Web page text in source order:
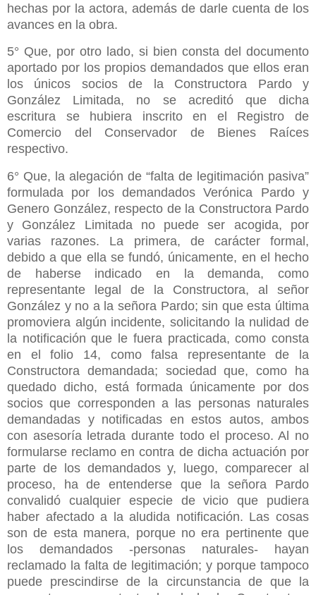
hechas por la actora, además de darle cuenta de los
avances en la obra.
5° Que, por otro lado, si bien consta del documento
aportado por los propios demandados que ellos eran
los únicos socios de la Constructora Pardo y
González Limitada, no se acreditó que dicha
escritura se hubiera inscrito en el Registro de
Comercio del Conservador de Bienes Raíces
respectivo.
6° Que, la alegación de “falta de legitimación pasiva”
formulada por los demandados Verónica Pardo y
Genero González, respecto de la Constructora Pardo
y González Limitada no puede ser acogida, por
varias razones. La primera, de carácter formal,
debido a que ella se fundó, únicamente, en el hecho
de haberse indicado en la demanda, como
representante legal de la Constructora, al señor
González y no a la señora Pardo; sin que esta última
promoviera algún incidente, solicitando la nulidad de
la notificación que le fuera practicada, como consta
en el folio 14, como falsa representante de la
Constructora demandada; sociedad que, como ha
quedado dicho, está formada únicamente por dos
socios que corresponden a las personas naturales
demandadas y notificadas en estos autos, ambos
con asesoría letrada durante todo el proceso. Al no
formularse reclamo en contra de dicha actuación por
parte de los demandados y, luego, comparecer al
proceso, ha de entenderse que la señora Pardo
convalidó cualquier especie de vicio que pudiera
haber afectado a la aludida notificación. Las cosas
son de esta manera, porque no era pertinente que
los demandados -personas naturales- hayan
reclamado la falta de legitimación; y porque tampoco
puede prescindirse de la circunstancia de que la